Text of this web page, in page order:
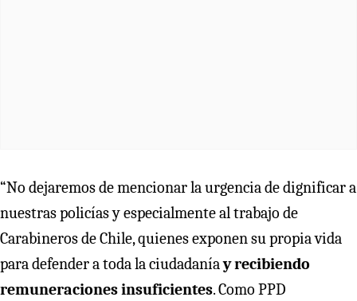
“No dejaremos de mencionar la urgencia de dignificar a
nuestras policías y especialmente al trabajo de
Carabineros de Chile, quienes exponen su propia vida
para defender a toda la ciudadaníay recibiendo
remuneraciones insuficientes. Como PPD